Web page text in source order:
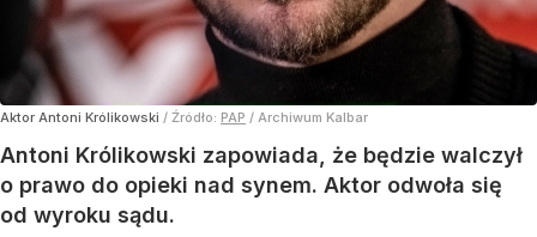
Aktor Antoni Królikowski / Źródło: PAP / Archiwum Kalbar
Antoni Królikowski zapowiada, że będzie walczył
o prawo do opieki nad synem. Aktor odwoła się
od wyroku sądu.